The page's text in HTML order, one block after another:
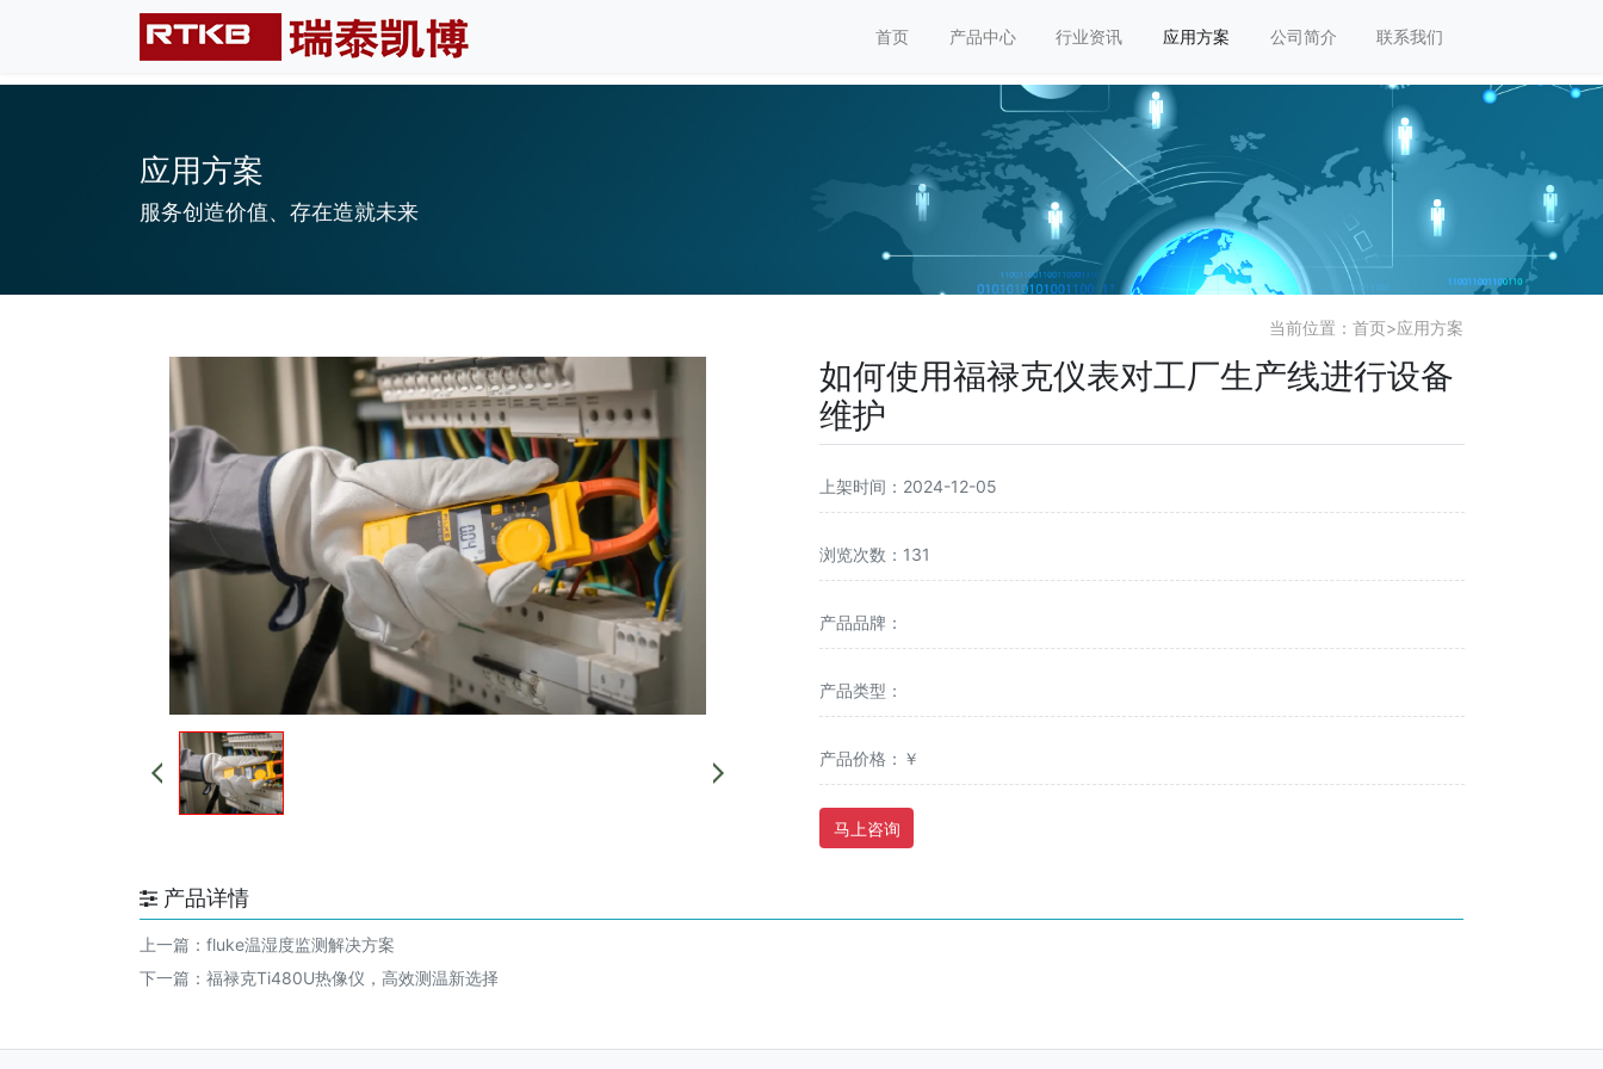
首页 产品中心 行业资讯 应用方案 公司简介 联系我们
应用方案
服务创造价值、存在造就未来
当前位置： 首页>应用方案
如何使用福禄克仪表对工厂生产线进行设备
维护
上架时间：2024-12-05
浏览次数：131
产品品牌：
产品类型：
产品价格：￥
马上咨询
产品详情
上一篇： fluke温湿度监测解决方案
下一篇： 福禄克Ti480U热像仪，高效测温新选择